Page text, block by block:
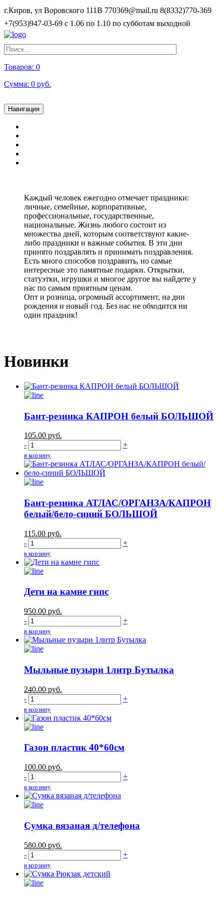
г.Киров, ул Воровского 111В 770369@mail.ru 8(8332)770-369
+7(953)947-03-69 с 1.06 по 1.10 по субботам выходной
Товаров: 0
Сумма: 0 руб.
Навигация
Каждый человек ежегодно отмечает праздники:
личные, семейные, корпоративные,
профессиональные, государственные,
национальные. Жизнь любого состоит из
множества дней, которым соответствуют какие-
либо праздники и важные события. В эти дни
принято поздравлять и принимать поздравления.
Есть много способов поздравить, но самые
интересные это памятные подарки. Открытки,
статуэтки, игрушки и многое другое вы найдете у
нас по самым приятным ценам.
Опт и розница, огромный ассортимент, на дни
рождения и новый год. Без нас не обходится ни
один праздник!
Новинки
Бант-резинка КАПРОН белый БОЛЬШОЙ
105.00 руб.
-
+
в корзину
Бант-резинка АТЛАС/ОРГАНЗА/КАПРОН
белый/бело-синий БОЛЬШОЙ
115.00 руб.
-
+
в корзину
Дети на камне гипс
950.00 руб.
-
+
в корзину
Мыльные пузыри 1литр Бутылка
240.00 руб.
-
+
в корзину
Газон пластик 40*60см
100.00 руб.
-
+
в корзину
Сумка вязаная д/телефона
580.00 руб.
-
+
в корзину